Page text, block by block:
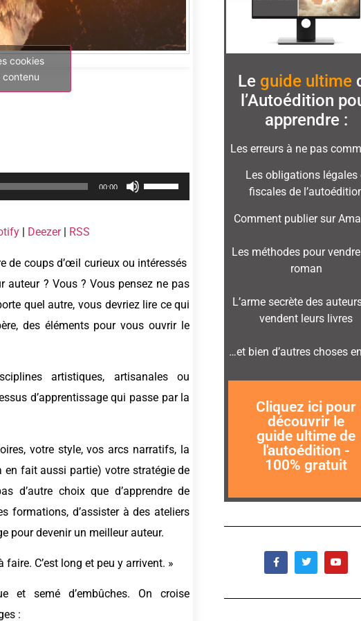
cookies
00:00
Utilisez
les
pour
augmenter
ou
diminuer
volume.
Deezer| RSS
de coups d’œil curieux ou intéressés
auteur ? Vous ? Vous pensez ne pas
quel autre, vous devriez lire ce qui
des éléments pour vous ouvrir le
artistiques, artisanales ou
d’apprentissage qui passe par la
votre style, vos arcs narratifs, la
en fait aussi partie) votre stratégie de
d’autre choix que d’apprendre de
formations, d’assister à des ateliers
pour devenir un meilleur auteur.
C’est long et peu y arrivent. »
et semé d’embûches. On croise
:
Le guide ultime
l’Autoédition
apprendre :
Les erreurs à ne pas
Les obligations légales
fiscales de
Comment publier sur
Les méthodes pour
roman
L’arme secrète des
vendent leurs livres
…et bien d’autres choses
Cliquez ici pour
découvrir le
guide ultime de
l'autoédition -
100% gratuit
GARANTIE
SANS SPAM
Je veux ma
formation
maintenant!